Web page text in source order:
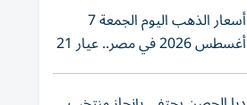
أسعار الذهب اليوم الجمعة 7
أغسطس 2026 في مصر.. عيار 21
يقترب من هذا الرقم